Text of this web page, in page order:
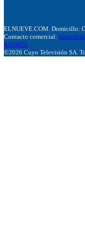
ELNUEVE.COM. Domicillo:
Contacto comercial:
4204020
©2026 Cuyo Televisión SA.